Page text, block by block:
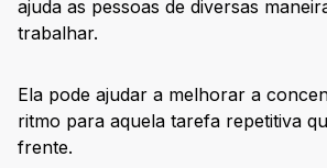
ajuda as pessoas de diversas
trabalhar.
Ela pode ajudar a melhorar a
ritmo para aquela tarefa repetitiva
frente.